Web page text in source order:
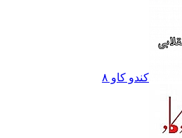
کندو کاو ٨